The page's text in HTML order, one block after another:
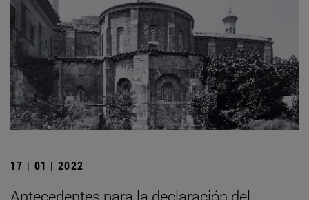
17 | 01 | 2022